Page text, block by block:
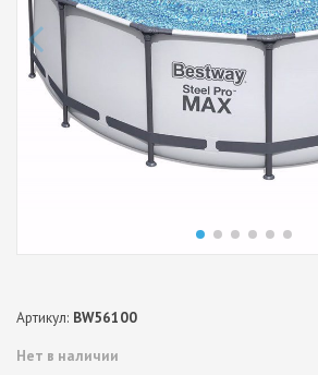
Артикул: BW56100
Нет в наличии